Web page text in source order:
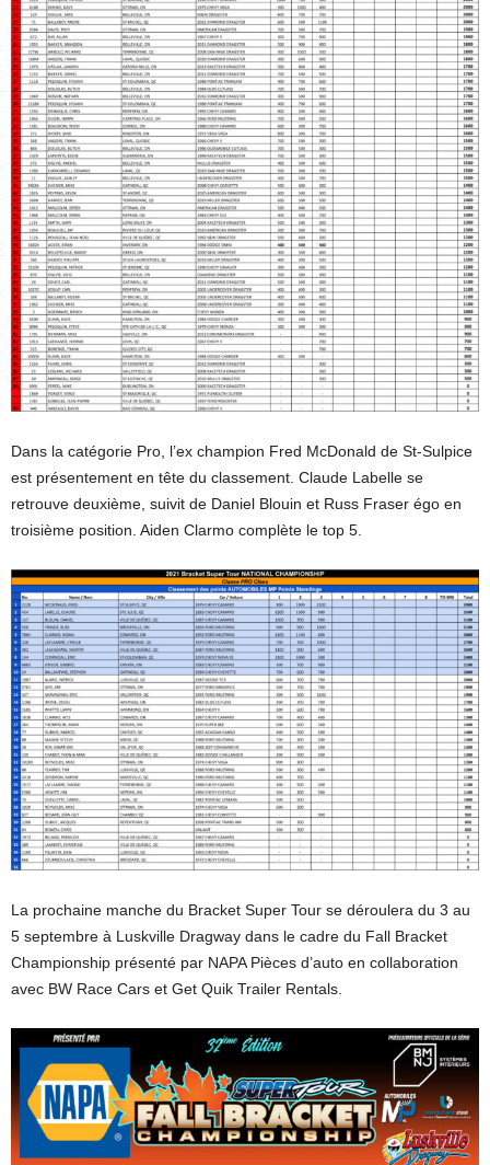
Dans la catégorie Pro, l’ex champion Fred McDonald de St-Sulpice
est présentement en tête du classement. Claude Labelle se
retrouve deuxième, suivit de Daniel Blouin et Russ Fraser égo en
troisième position. Aiden Clarmo complète le top 5.
La prochaine manche du Bracket Super Tour se déroulera du 3 au
5 septembre à Luskville Dragway dans le cadre du Fall Bracket
Championship présenté par NAPA Pièces d’auto en collaboration
avec BW Race Cars et Get Quik Trailer Rentals.